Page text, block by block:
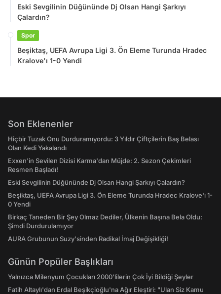
Eski Sevgilinin Düğününde Dj Olsan Hangi Şarkıyı
Çalardın?
Spor
Beşiktaş, UEFA Avrupa Ligi 3. Ön Eleme Turunda Hradec
Kralove'ı 1-0 Yendi
Son Eklenenler
Hiçbir Tuzak Onu Durduramıyordu: 3 Yıldır Çiftçilerin Baş Belası
Olan Kedi Yakalandı
Exxen'in Sevilen Dizisi Karma'dan Müjde: 2. Sezon Çekimleri
Resmen Başladı!
Eski Sevgilinin Düğününde Dj Olsan Hangi Şarkıyı Çalardın?
Beşiktaş, UEFA Avrupa Ligi 3. Ön Eleme Turunda Hradec Kralove'ı 1-
0 Yendi
Birkaç Taneden Bir Şey Olmaz Dediler, Ülkenin Başına Bela Oldu:
Şimdi Durdurulamıyor
AURA Grubunun Suzy'sinden Radikal İmaj Değişikliği!
Günün Popüler Başlıkları
Yalnızca Milenyum Çocukları 2000'lilerin Çok İyi Bildiği Şeyler
Fatih Altaylı'dan Erdal Beşikçioğlu'na Ağır Eleştiri: "Ulan Siz Kamu